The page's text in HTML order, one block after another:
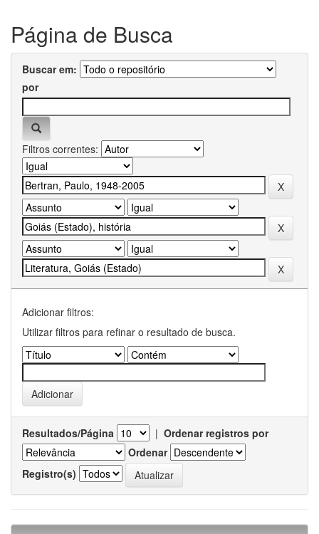
Página de Busca
Buscar em:
por
Filtros correntes:
Adicionar filtros:
Utilizar filtros para refinar o resultado de busca.
Resultados/Página | Ordenar registros por
Ordenar
Registro(s)